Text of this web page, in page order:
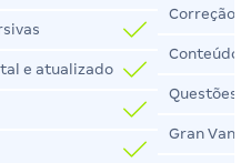
e atualizado
Correção
Conteúdo
Questões
Gran